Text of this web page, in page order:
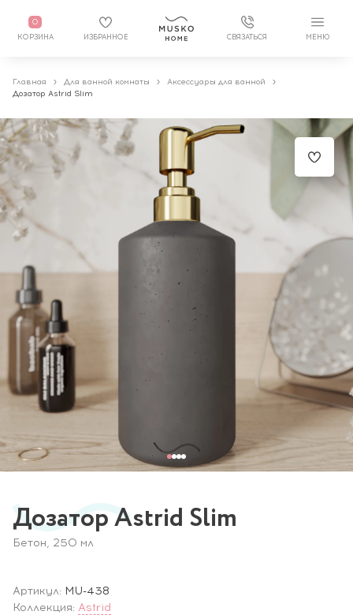
0
КОРЗИНА ИЗБРАННОЕ СВЯЗАТЬСЯ МЕНЮ
Главная Для ванной комнаты
Аксессуары для ванной
Дозатор Astrid Slim
Дозатор Astrid Slim
Бетон, 250 мл
Артикул: MU-438
Коллекция: Astrid